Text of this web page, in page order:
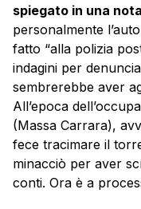
spiegato in una nota
personalmente
fatto “alla polizia
indagini per
sembrerebbe aver
All’epoca
(Massa Carrara),
fece tracimare il
minacciò per aver
conti. Ora è a